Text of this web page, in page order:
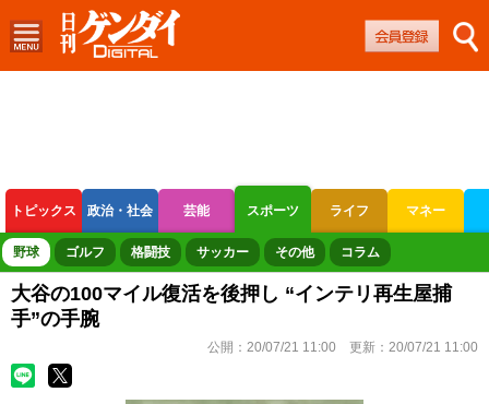
トピックス 政治・社会 芸能 スポーツ ライフ マネー
ボートレース 競輪 オートレース
野球 ゴルフ 格闘技 サッカー その他 コラム
大谷の100マイル復活を後押し “インテリ再生屋捕
手”の手腕
公開： 20/07/21 11:00 更新： 20/07/21 11:00